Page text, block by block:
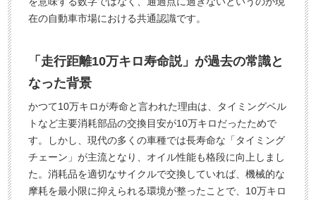
在の自動車市場における共通認識です。
「走行距離10万キロ寿命説」が過去の常識と
なった背景
かつて10万キロが寿命と言われた理由は、タイミングベル
トなど主要消耗部品の交換目安が10万キロだったためで
す。しかし、現代の多くの車種では長寿命な「タイミング
チェーン」が主流となり、オイル性能も格段に向上しまし
た。消耗品を適切なサイクルで交換していれば、機械的な
摩耗を最小限に抑えられる環境が整ったことで、10万キロ